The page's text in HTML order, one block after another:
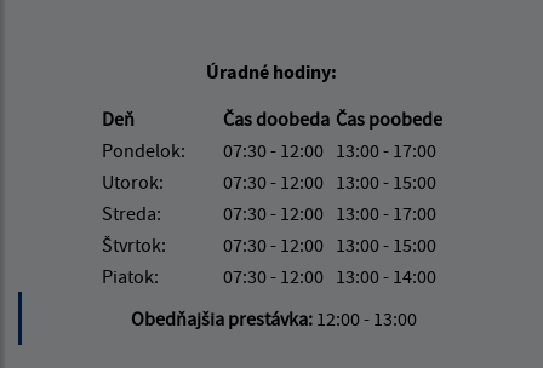
Úradné hodiny:
Deň
Čas doobeda Čas poobede
Pondelok:
07:30 - 12:00 13:00 - 17:00
Utorok:
07:30 - 12:00 13:00 - 15:00
Streda:
07:30 - 12:00 13:00 - 17:00
Štvrtok:
07:30 - 12:00 13:00 - 15:00
Piatok:
07:30 - 12:00 13:00 - 14:00
Obedňajšia prestávka: 12:00 - 13:00